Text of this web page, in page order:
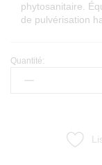
phytosanitaire.
de pulvérisation
Pulvérisateur
agricole
Quantité: